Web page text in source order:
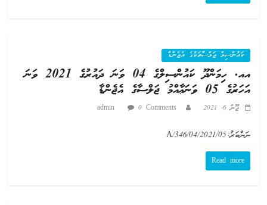
ކައުންސިލް ޖަލްސާތަކުގެ އެޖެންޑާ
އއ. ހިމަންދޫ ކައުންސިލްގެ 04 ވަނަ ދައުރުގެ 2021 ވަނަ
އަހަރުގެ 05 ވަނަޢާއްމު ޖަލްސާގެ އެޖެންޑާ
ޖޫން 6, 2021 admin 0 Comments
ނަންބަރު:A/346/04/2021/05
Read more